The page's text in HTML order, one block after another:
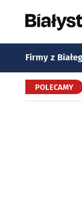
Firmy z
POLECAMY